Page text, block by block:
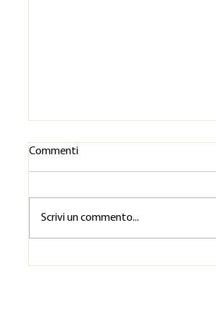
Commenti
Scrivi un commento...